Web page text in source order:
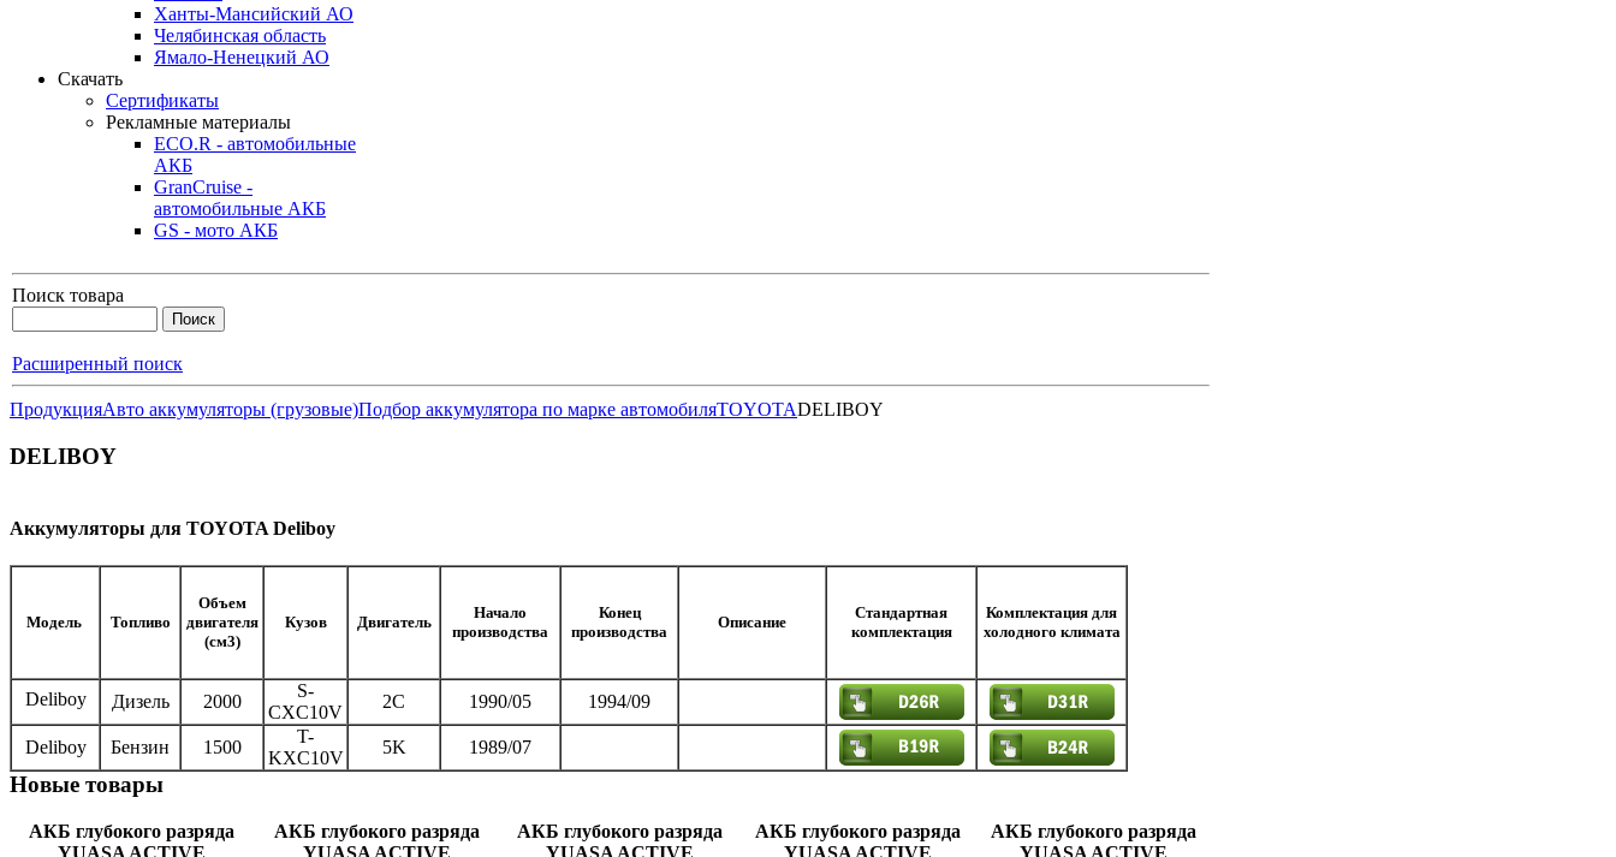
Ханты-Мансийский АО
Челябинская область
Ямало-Ненецкий АО
Скачать
Сертификаты
Рекламные материалы
ECO.R - автомобильные
АКБ
GranCruise -
автомобильные АКБ
GS - мото АКБ
Поиск товара
Расширенный поиск
ПродукцияАвто аккумуляторы (грузовые)Подбор аккумулятора по марке автомобиляTOYOTADELIBOY
DELIBOY
Аккумуляторы для TOYOTA Deliboy
Модель Топливо
Объем
двигателя
(см3)
Кузов Двигатель
Начало
производства
Конец
производства
Описание
Стандартная
комплектация
Комплектация для
холодного климата
Deliboy Дизель 2000
S-
CXC10V
2C 1990/05 1994/09
Deliboy Бензин 1500
T-
KXC10V
5K 1989/07
Новые товары
АКБ глубокого разряда
YUASA ACTIVE
АКБ глубокого разряда
YUASA ACTIVE
АКБ глубокого разряда
YUASA ACTIVE
АКБ глубокого разряда
YUASA ACTIVE
АКБ глубокого разряда
YUASA ACTIVE